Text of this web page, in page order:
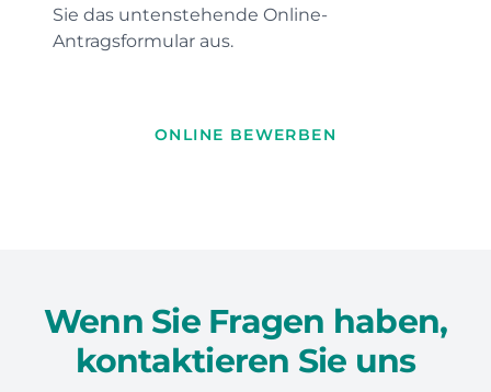
Sie das untenstehende Online-
Antragsformular aus.
ONLINE BEWERBEN
Wenn Sie Fragen haben,
kontaktieren Sie uns